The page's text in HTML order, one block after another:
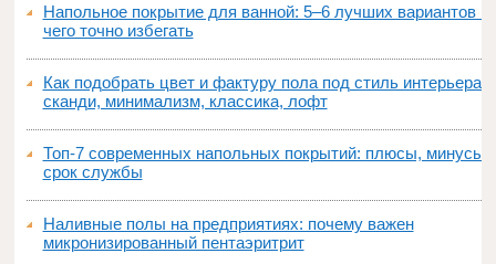
Напольное покрытие для ванной: 5–6 лучших вариантов и
чего точно избегать
Как подобрать цвет и фактуру пола под стиль интерьера:
сканди, минимализм, классика, лофт
Топ‑7 современных напольных покрытий: плюсы, минусы,
срок службы
Наливные полы на предприятиях: почему важен
микронизированный пентаэритрит